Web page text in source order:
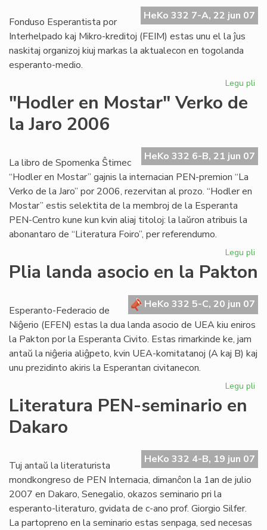
HeKo 332 7-A, 22 jun 07
Fonduso Esperantista por
Interhelpado kaj Mikro-kreditoj (FEIM) estas unu el la ĵus
naskitaj organizoj kiuj markas la aktualecon en togolanda
esperanto-medio.
Legu pli
"Hodler en Mostar" Verko de
la Jaro 2006
HeKo 332 6-B, 21 jun 07
La libro de Spomenka Ŝtimec
“Hodler en Mostar” gajnis la internacian PEN-premion “La
Verko de la Jaro” por 2006, rezervitan al prozo. “Hodler en
Mostar” estis selektita de la membroj de la Esperanta
PEN-Centro kune kun kvin aliaj titoloj: la laŭron atribuis la
abonantaro de “Literatura Foiro”, per referendumo.
Legu pli
en
de
Plia landa asocio en la Pakton
HeKo 332 5-C, 20 jun 07
Esperanto-Federacio de
Niĝerio (EFEN) estas la dua landa asocio de UEA kiu eniros
la Pakton por la Esperanta Civito. Estas rimarkinde ke, jam
antaŭ la niĝeria aliĝpeto, kvin UEA-komitatanoj (A kaj B) kaj
unu prezidinto akiris la Esperantan civitanecon.
Legu pli
la
Literatura PEN-seminario en
Dakaro
HeKo 332 4-B, 19 jun 07
Tuj antaŭ la literaturista
mondkongreso de PEN Internacia, dimanĉon la 1an de julio
2007 en Dakaro, Senegalio, okazos seminario pri la
esperanto-literaturo, gvidata de c-ano prof. Giorgio Silfer.
La partopreno en la seminario estas senpaga, sed necesas